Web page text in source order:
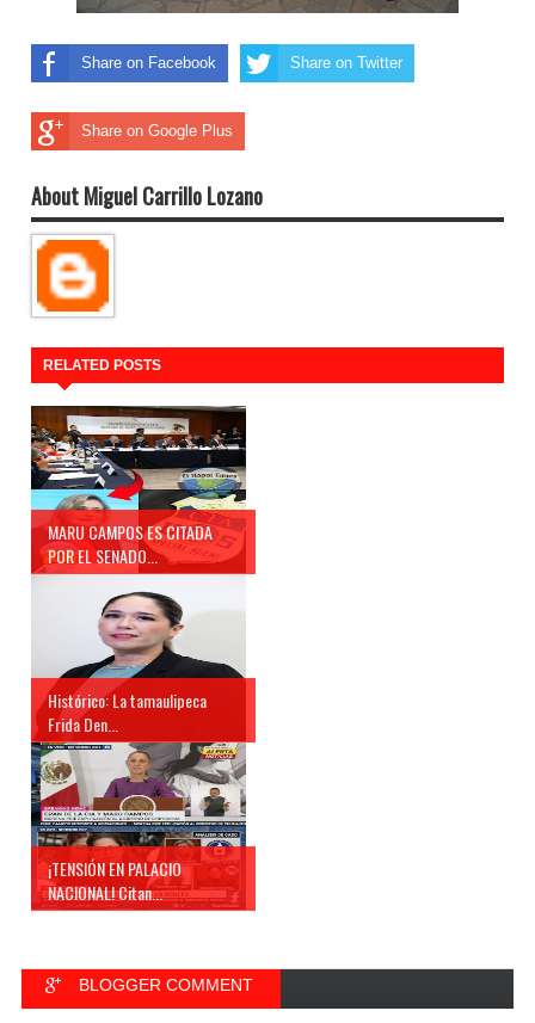
Share on Facebook Share on Twitter
Share on Google Plus
About Miguel Carrillo Lozano
RELATED POSTS
MARU CAMPOS ES CITADA
POR EL SENADO...
Histórico: La tamaulipeca
Frida Den...
¡TENSIÓN EN PALACIO
NACIONAL! Citan...
BLOGGER COMMENT